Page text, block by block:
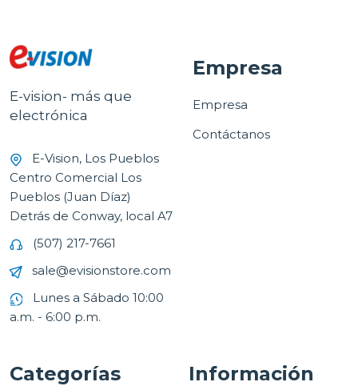
E-vision- más que
electrónica
E-Vision, Los Pueblos
Centro Comercial Los
Pueblos (Juan Díaz)
Detrás de Conway, local A7
(507) 217-7661
sale@evisionstore.com
Lunes a Sábado 10:00
a.m. - 6:00 p.m.
Empresa
Empresa
Contáctanos
Categorías Información